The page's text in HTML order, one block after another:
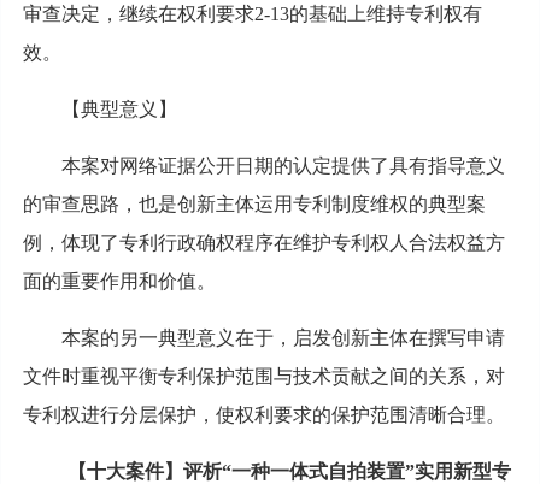
审查决定，继续在权利要求2-13的基础上维持专利权有
效。
【典型意义】
本案对网络证据公开日期的认定提供了具有指导意义
的审查思路，也是创新主体运用专利制度维权的典型案
例，体现了专利行政确权程序在维护专利权人合法权益方
面的重要作用和价值。
本案的另一典型意义在于，启发创新主体在撰写申请
文件时重视平衡专利保护范围与技术贡献之间的关系，对
专利权进行分层保护，使权利要求的保护范围清晰合理。
【十大案件】评析“一种一体式自拍装置”实用新型专